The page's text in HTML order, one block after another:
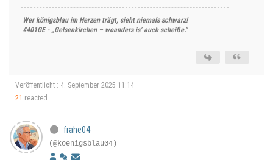
Wer königsblau im Herzen trägt, sieht niemals schwarz!
#401GE - „Gelsenkirchen – woanders is’ auch scheiße.“
Veröffentlicht : 4. September 2025 11:14
21 reacted
frahe04
(@koenigsblau04)